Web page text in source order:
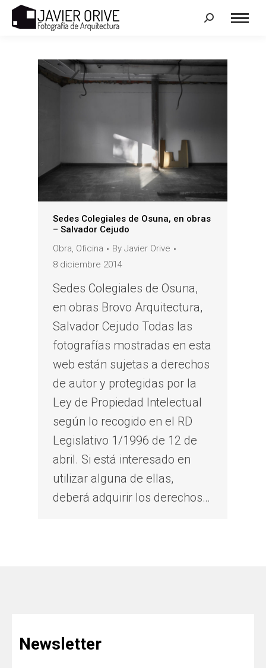
Search:
Sedes Colegiales de Osuna, en obras
– Salvador Cejudo
Obra, Oficina By Javier Orive
8 diciembre 2014
Sedes Colegiales de Osuna,
en obras Brovo Arquitectura,
Salvador Cejudo Todas las
fotografías mostradas en esta
web están sujetas a derechos
de autor y protegidas por la
Ley de Propiedad Intelectual
según lo recogido en el RD
Legislativo 1/1996 de 12 de
abril. Si está interesado en
utilizar alguna de ellas,
deberá adquirir los derechos…
Newsletter